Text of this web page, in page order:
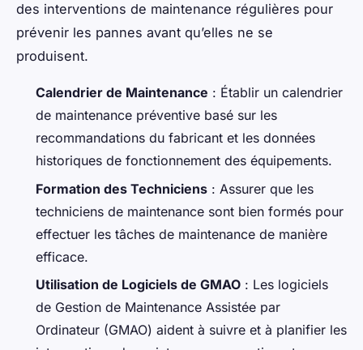
des interventions de maintenance régulières pour
prévenir les pannes avant qu’elles ne se
produisent.
Calendrier de Maintenance : Établir un calendrier
de maintenance préventive basé sur les
recommandations du fabricant et les données
historiques de fonctionnement des équipements.
Formation des Techniciens : Assurer que les
techniciens de maintenance sont bien formés pour
effectuer les tâches de maintenance de manière
efficace.
Utilisation de Logiciels de GMAO : Les logiciels
de Gestion de Maintenance Assistée par
Ordinateur (GMAO) aident à suivre et à planifier les